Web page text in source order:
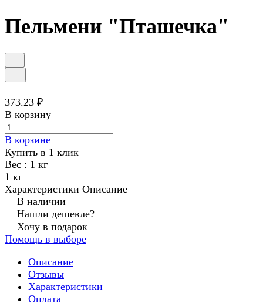
Пельмени "Пташечка"
373.23 ₽
В корзину
В корзине
Купить в 1 клик
Вес : 1 кг
1 кг
Характеристики Описание
В наличии
Нашли дешевле?
Хочу в подарок
Помощь в выборе
Описание
Отзывы
Характеристики
Оплата